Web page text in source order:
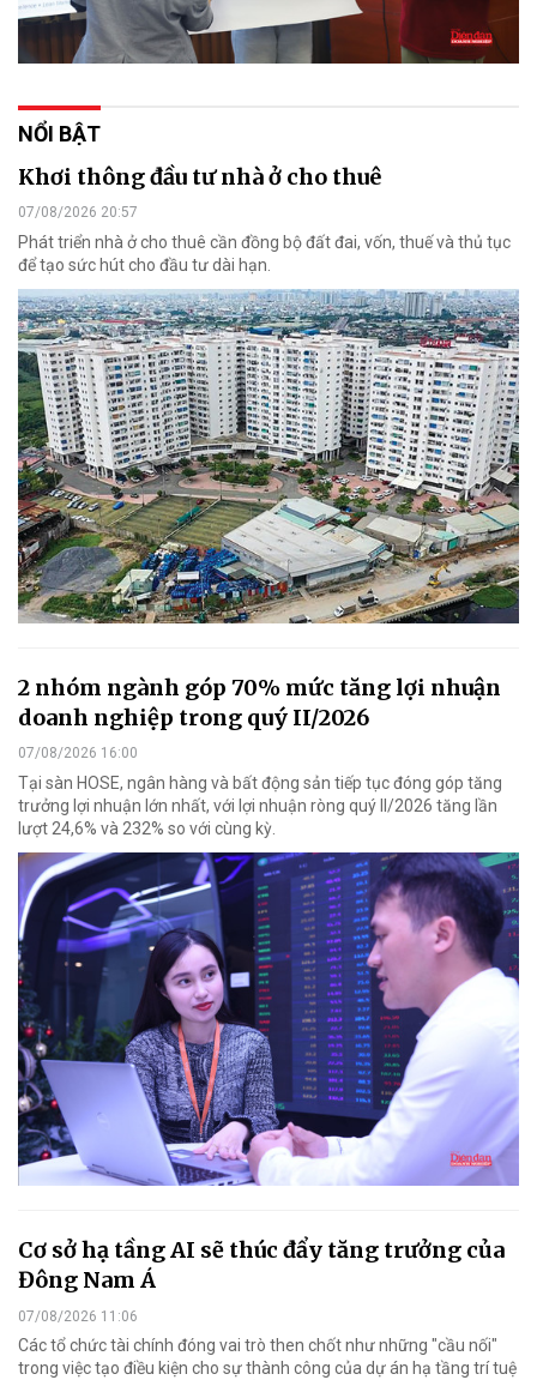
NỔI BẬT
Khơi thông đầu tư nhà ở cho thuê
07/08/2026 20:57
Phát triển nhà ở cho thuê cần đồng bộ đất đai, vốn, thuế và thủ tục
để tạo sức hút cho đầu tư dài hạn.
2 nhóm ngành góp 70% mức tăng lợi nhuận
doanh nghiệp trong quý II/2026
07/08/2026 16:00
Tại sàn HOSE, ngân hàng và bất động sản tiếp tục đóng góp tăng
trưởng lợi nhuận lớn nhất, với lợi nhuận ròng quý II/2026 tăng lần
lượt 24,6% và 232% so với cùng kỳ.
Cơ sở hạ tầng AI sẽ thúc đẩy tăng trưởng của
Đông Nam Á
07/08/2026 11:06
Các tổ chức tài chính đóng vai trò then chốt như những "cầu nối"
trong việc tạo điều kiện cho sự thành công của dự án hạ tầng trí tuệ